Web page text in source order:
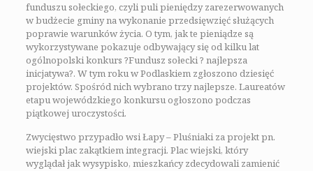
funduszu sołeckiego, czyli puli pieniędzy zarezerwowanych
w budżecie gminy na wykonanie przedsięwzięć służących
poprawie warunków życia. O tym, jak te pieniądze są
wykorzystywane pokazuje odbywający się od kilku lat
ogólnopolski konkurs ?Fundusz sołecki ? najlepsza
inicjatywa?. W tym roku w Podlaskiem zgłoszono dziesięć
projektów. Spośród nich wybrano trzy najlepsze. Laureatów
etapu wojewódzkiego konkursu ogłoszono podczas
piątkowej uroczystości.
Zwycięstwo przypadło wsi Łapy – Pluśniaki za projekt pn.
wiejski plac zakątkiem integracji. Plac wiejski, który
wyglądał jak wysypisko, mieszkańcy zdecydowali zamienić